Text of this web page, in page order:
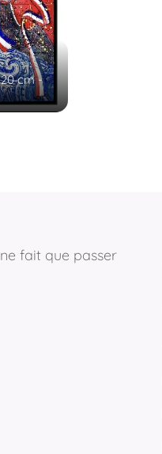
cm -
fait que passer